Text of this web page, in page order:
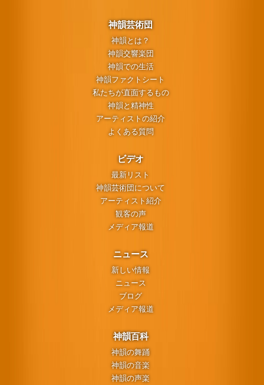
神韻芸術団
神韻とは？
神韻交響楽団
神韻での生活
神韻ファクトシート
私たちが直面するもの
神韻と精神性
アーティストの紹介
よくある質問
ビデオ
最新リスト
神韻芸術団について
アーティスト紹介
観客の声
メディア報道
ニュース
新しい情報
ニュース
ブログ
メディア報道
神韻百科
神韻の舞踊
神韻の音楽
神韻の声楽